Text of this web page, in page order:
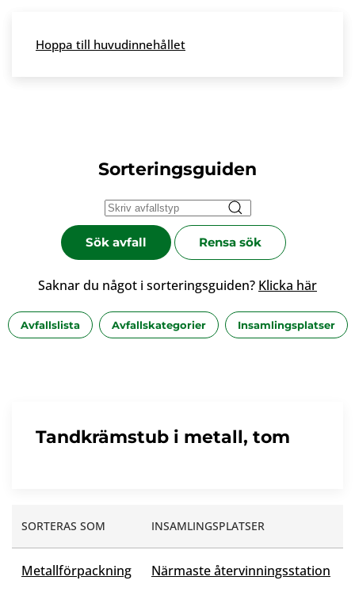
Skip to main content
Hoppa till huvudinnehållet
Sorteringsguiden
Sök avfall Rensa sök
Saknar du något i sorteringsguiden? Klicka här
Avfallslista Avfallskategorier Insamlingsplatser
Tandkrämstub i metall, tom
SORTERAS SOM INSAMLINGSPLATSER
Metallförpackning Närmaste återvinningsstation